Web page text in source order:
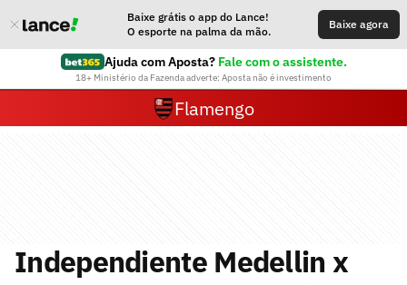
Baixe grátis o app do Lance!
O esporte na palma da mão.
Baixe agora
Ajuda com Aposta? Fale com o assistente.
18+ Ministério da Fazenda adverte: Aposta não é investimento
Flamengo
Independiente Medellin x